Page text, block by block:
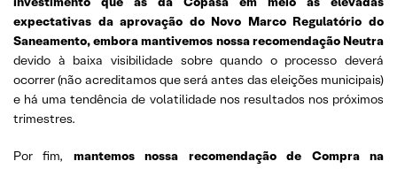
expectativas da aprovação do Novo Marco Regulatório do
Saneamento, embora mantivemos nossa recomendação Neutra
devido à baixa visibilidade sobre quando o processo deverá
ocorrer (não acreditamos que será antes das eleições municipais)
e há uma tendência de volatilidade nos resultados nos próximos
trimestres.
Por fim, mantemos nossa recomendação de Compra na